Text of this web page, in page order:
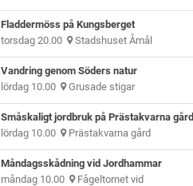
Fladdermöss på Kungsberget
torsdag 20.00 Stadshuset Åmål
Vandring genom Söders natur
lördag 10.00 Grusade stigar
Småskaligt jordbruk på Prästakvarna gård
lördag 10.00 Prästakvarna gård
Måndagsskådning vid Jordhammar
måndag 10.00 Fågeltornet vid